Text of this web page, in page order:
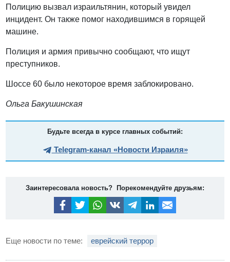
Полицию вызвал израильтянин, который увидел
инцидент. Он также помог находившимся в горящей
машине.
Полиция и армия привычно сообщают, что ищут
преступников.
Шоссе 60 было некоторое время заблокировано.
Ольга Бакушинская
Будьте всегда в курсе главных событий:
Telegram-канал «Новости Израиля»
Заинтересовала новость? Порекомендуйте друзьям:
Еще новости по теме: еврейский террор